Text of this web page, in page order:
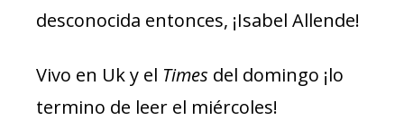
desconocida entonces, ¡Isabel Allende!
Vivo en Uk y el Times del domingo ¡lo
termino de leer el miércoles!